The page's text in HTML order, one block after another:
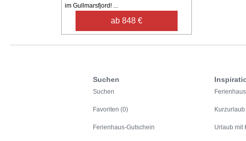
im Gullmarsfjord! ...
ab 848 €
Suchen
Suchen
Favoriten (0)
Ferienhaus-Gutschein Urlaub mit